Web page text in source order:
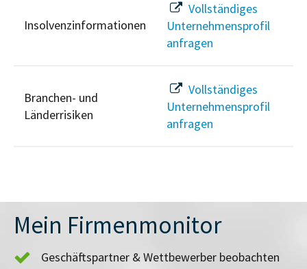
Insolvenzinformationen
Vollständiges
Unternehmensprofil
anfragen
Branchen- und
Länderrisiken
Vollständiges
Unternehmensprofil
anfragen
Mein Firmenmonitor
Geschäftspartner & Wettbewerber beobachten